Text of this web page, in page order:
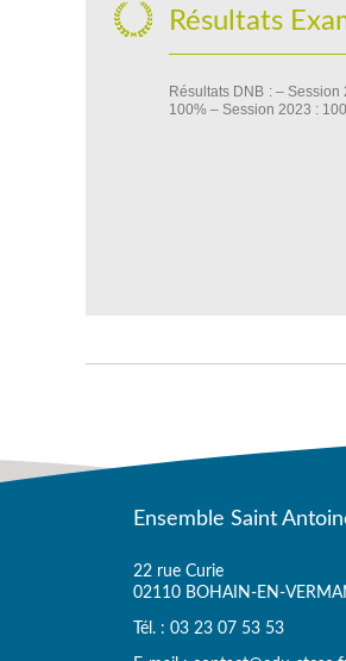
Résultats
Résultats DNB : –
100% – Session 2023 :
Ensemble Saint
22 rue Curie
02110 BOHAIN-EN-
Tél. : 03 23 07 53 53